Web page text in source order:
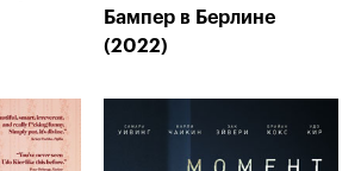
Бампер в Берлине
(2022)